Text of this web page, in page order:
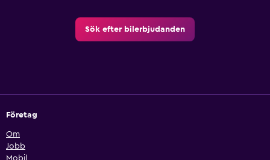
Sök efter bilerbjudanden
Företag
Om
Jobb